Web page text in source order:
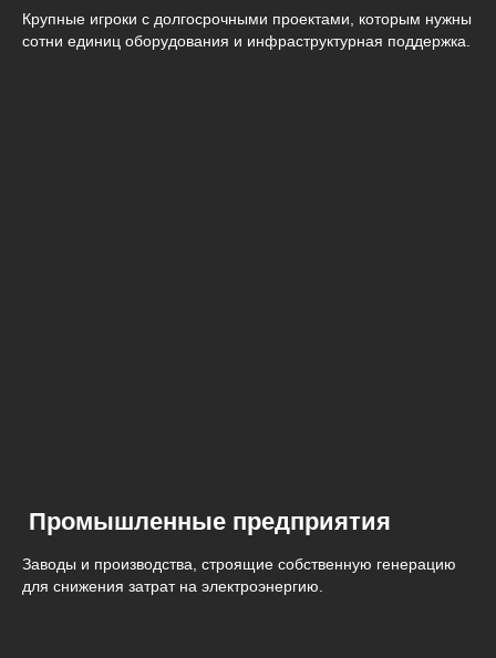
Крупные игроки с долгосрочными проектами, которым нужны
сотни единиц оборудования и инфраструктурная поддержка.
Промышленные предприятия
Заводы и производства, строящие собственную генерацию
для снижения затрат на электроэнергию.